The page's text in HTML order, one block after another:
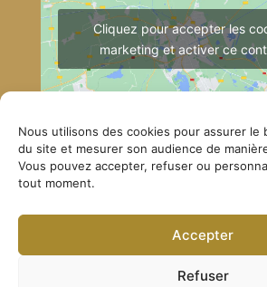
Nous utilisons des cookies pour assurer le
du site et mesurer son audience de
Vous pouvez accepter, refuser ou
tout moment.
Accepter
Refuser
Cliquez pour accepter les
marketing et activer ce
© Lerab Ling – Site officiel. Tous
Politique de confidentialité·